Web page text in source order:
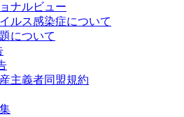
ナルビュー
ルス感染症について
について
主義者同盟規約